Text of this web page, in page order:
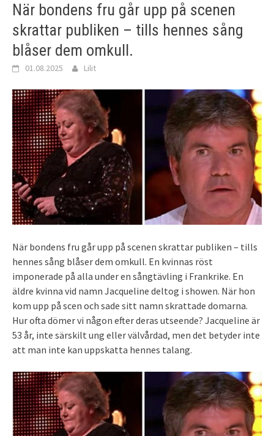
När bondens fru går upp på scenen
skrattar publiken – tills hennes sång
blåser dem omkull.
01.08.2025 Lilit
När bondens fru går upp på scenen skrattar publiken – tills
hennes sång blåser dem omkull. En kvinnas röst
imponerade på alla under en sångtävling i Frankrike. En
äldre kvinna vid namn Jacqueline deltog i showen. När hon
kom upp på scen och sade sitt namn skrattade domarna.
Hur ofta dömer vi någon efter deras utseende? Jacqueline är
53 år, inte särskilt ung eller välvårdad, men det betyder inte
att man inte kan uppskatta hennes talang.